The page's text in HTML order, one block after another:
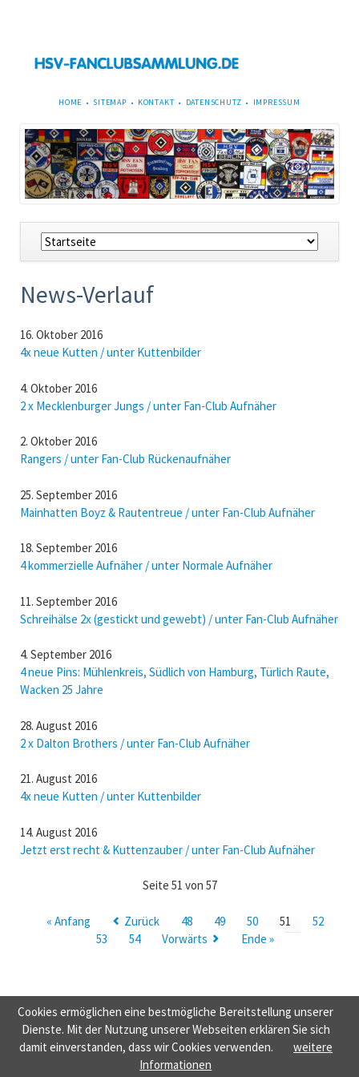
NAVIGATION
HOME SITEMAP KONTAKT DATENSCHUTZ IMPRESSUM
Navigation
überspringen
News-Verlauf
16. Oktober 2016
4x neue Kutten / unter Kuttenbilder
4. Oktober 2016
2 x Mecklenburger Jungs / unter Fan-Club Aufnäher
2. Oktober 2016
Rangers / unter Fan-Club Rückenaufnäher
25. September 2016
Mainhatten Boyz & Rautentreue / unter Fan-Club Aufnäher
18. September 2016
4 kommerzielle Aufnäher / unter Normale Aufnäher
11. September 2016
Schreihälse 2x (gestickt und gewebt) / unter Fan-Club Aufnäher
4. September 2016
4 neue Pins: Mühlenkreis, Südlich von Hamburg, Türlich Raute,
Wacken 25 Jahre
28. August 2016
2 x Dalton Brothers / unter Fan-Club Aufnäher
21. August 2016
4x neue Kutten / unter Kuttenbilder
14. August 2016
Jetzt erst recht & Kuttenzauber / unter Fan-Club Aufnäher
Seite 51 von 57
« Anfang Zurück 48 49 50 51
52
53
54 Vorwärts Ende »
ÜBERSPRINGEN
HOME NORMALE HSV-AUFNÄHER NÜTZLICHES
TAUSCH &
VERKAUF
KONTAKT
HSV-KUTTEN 1887
© HSV-FANCLUBSAMMLUNG.DE
BUILT WITH
Cookies ermöglichen eine bestmögliche Bereitstellung unserer
Dienste. Mit der Nutzung unserer Webseiten erklären Sie sich
damit einverstanden, dass wir Cookies verwenden.
weitere
Informationen